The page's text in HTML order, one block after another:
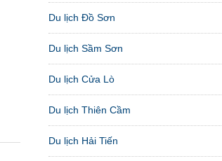
Du lịch Đồ Sơn
Du lịch Sầm Sơn
Du lịch Cửa Lò
Du lịch Thiên Cầm
Du lịch Hải Tiến